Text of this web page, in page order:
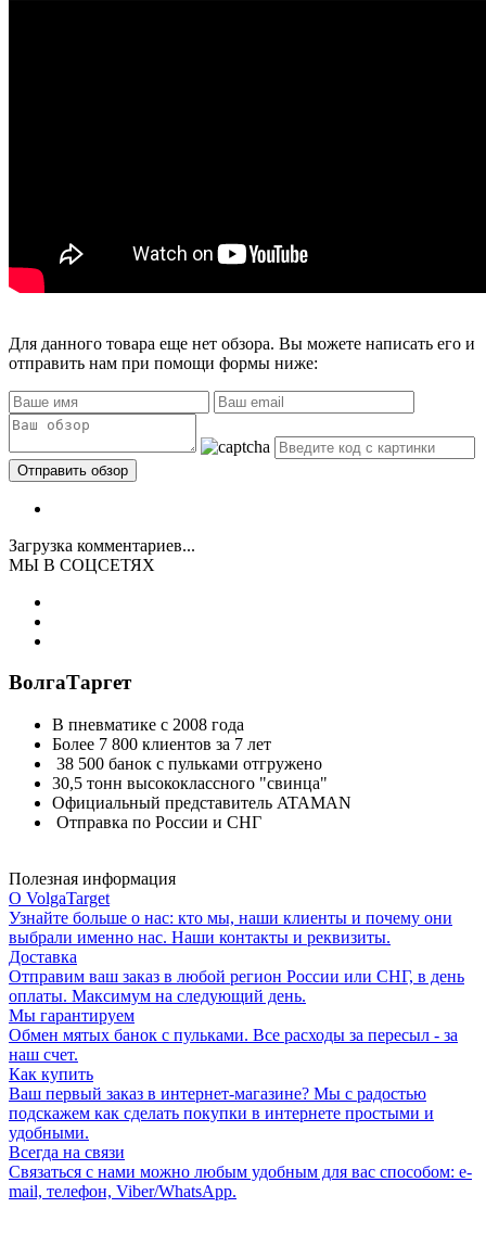
Для данного товара еще нет обзора. Вы можете написать его и
отправить нам при помощи формы ниже:
Загрузка комментариев...
МЫ В СОЦСЕТЯХ
ВолгаТаргет
В пневматике с 2008 года
Более 7 800 клиентов за 7 лет
38 500 банок с пульками отгружено
30,5 тонн высококлассного "свинца"
Официальный представитель ATAMAN
Отправка по России и СНГ
Полезная информация
О VolgaTarget
Узнайте больше о нас: кто мы, наши клиенты и почему они
выбрали именно нас. Наши контакты и реквизиты.
Доставка
Отправим ваш заказ в любой регион России или СНГ, в день
оплаты. Максимум на следующий день.
Мы гарантируем
Обмен мятых банок с пульками. Все расходы за пересыл - за
наш счет.
Как купить
Ваш первый заказ в интернет-магазине? Мы с радостью
подскажем как сделать покупки в интернете простыми и
удобными.
Всегда на связи
Связаться с нами можно любым удобным для вас способом: e-
mail, телефон, Viber/WhatsApp.